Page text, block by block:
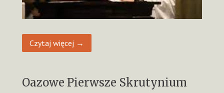
Czytaj więcej →
Oazowe Pierwsze Skrutynium